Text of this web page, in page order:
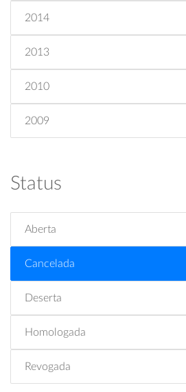
2014
2013
2010
2009
Status
Aberta
Cancelada
Deserta
Homologada
Revogada